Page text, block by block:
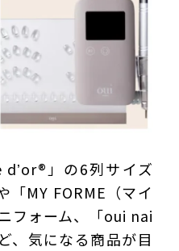
dʼor®」の6列サイズ
「MY FORME（マイ
フォーム、「oui nai
、気になる商品が目